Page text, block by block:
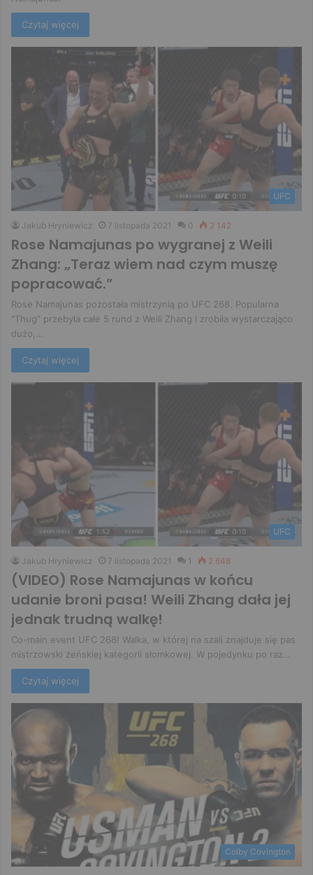
Czytaj więcej
UFC
Jakub Hryniewicz 7 listopada 2021 0 2 142
Rose Namajunas po wygranej z Weili
Zhang: „Teraz wiem nad czym muszę
popracować.”
Rose Namajunas pozostała mistrzynią po UFC 268. Popularna
"Thug" przebyła całe 5 rund z Weili Zhang I zrobiła wystarczająco
dużo,…
Czytaj więcej
UFC
Jakub Hryniewicz 7 listopada 2021 1 2 648
(VIDEO) Rose Namajunas w końcu
udanie broni pasa! Weili Zhang dała jej
jednak trudną walkę!
Co-main event UFC 268! Walka, w której na szali znajduje się pas
mistrzowski żeńskiej kategorii słomkowej. W pojedynku po raz…
Czytaj więcej
Colby Covington